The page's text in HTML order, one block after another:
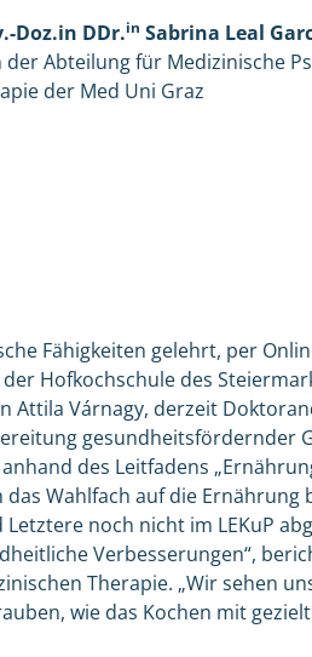
Doz.in DDr.in Sabrina Leal
der Abteilung für Medizinische
der Med Uni Graz
Fähigkeiten gelehrt, per
Hofkochschule des
Attila Várnagy, derzeit
gesundheitsfördernder
des Leitfadens
Wahlfach auf die Ernährung
noch nicht im LEKuP
Verbesserungen“,
Therapie. „Wir sehen
wie das Kochen mit